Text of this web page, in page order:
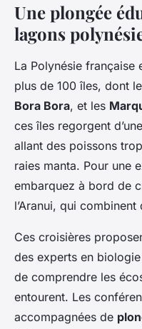
Une plongée
lagons
La Polynésie
plus de 100 îles, dont
Bora Bora, et les
ces îles regorgent
allant des poissons
raies manta. Pour une
embarquez à bord de
l’Aranui, qui
Ces croisières
des experts en
de comprendre les
entourent. Les
accompagnées de